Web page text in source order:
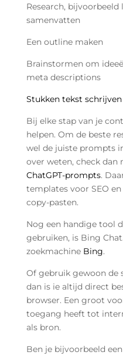
Research,
samenvatten
Een outline maken
Brainstormen om
meta descriptions
Stukken tekst schrijven
Bij elke stap van je
helpen. Om de beste
wel de juiste prompts
over weten, check
ChatGPT-prompts.
templates voor SEO
copy-pasten.
Nog een handige tool
gebruiken, is Bing
zoekmachine Bing.
Of gebruik gewoon de
dan is ie altijd direct
browser. Een groot
toegang heeft tot
als bron.
Ben je bijvoorbeeld